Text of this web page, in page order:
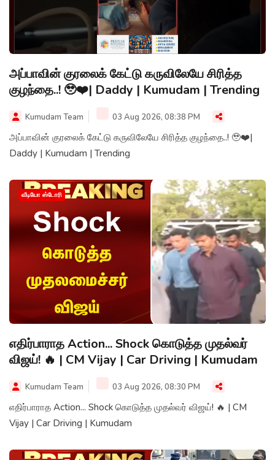
அப்பாவின் குரலைக் கேட்டு கருவிலேயே சிரித்த
குழந்தை..! 🥹❤️| Daddy | Kumudam | Trending
Kumudam Team 03 Aug 2026, 08:38 PM
அப்பாவின் குரலைக் கேட்டு கருவிலேயே சிரித்த குழந்தை..! 🥹❤️|
Daddy | Kumudam | Trending
வீடியோ ஸ்டோரி
எதிர்பாராத Action... Shock கொடுத்த முதல்வர்
விஜய்! 🔥 | CM Vijay | Car Driving | Kumudam
Kumudam Team 03 Aug 2026, 08:30 PM
எதிர்பாராத Action... Shock கொடுத்த முதல்வர் விஜய்! 🔥 | CM
Vijay | Car Driving | Kumudam